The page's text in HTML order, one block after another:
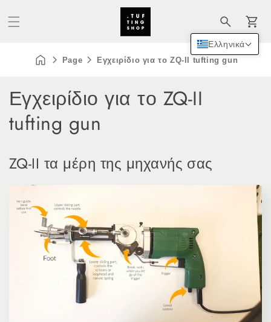
Καλάθι
Page Εγχειρίδιο για το ZQ-II tufting gun
Εγχειρίδιο για το ZQ-II
tufting gun
ZQ-II τα μέρη της μηχανής σας
Ελληνικά